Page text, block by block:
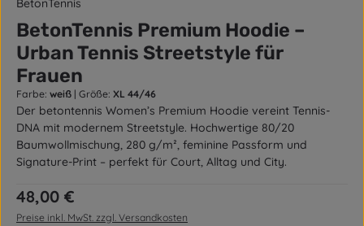
BetonTennis
BetonTennis Premium Hoodie –
Urban Tennis Streetstyle für
Frauen
Farbe: weiß | Größe: XL 44/46
Der betontennis Women’s Premium Hoodie vereint Tennis-
DNA mit modernem Streetstyle. Hochwertige 80/20
Baumwollmischung, 280 g/m², feminine Passform und
Signature-Print – perfekt für Court, Alltag und City.
Regulärer Preis:
48,00 €
Preise inkl. MwSt. zzgl. Versandkosten